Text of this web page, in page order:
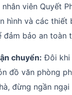
nhân viên Quyết
hình và các
đảm bảo an toàn
chuyển: Đôi khi
đồ văn phòng
đừng ngần